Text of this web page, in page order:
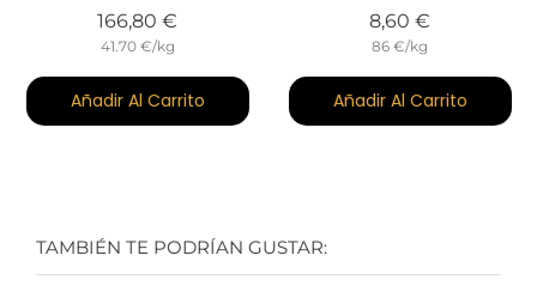
166,80 €
41.70 €/kg
Añadir Al Carrito
8,60 €
86 €/kg
Añadir Al Carrito
TAMBIÉN TE PODRÍAN GUSTAR: